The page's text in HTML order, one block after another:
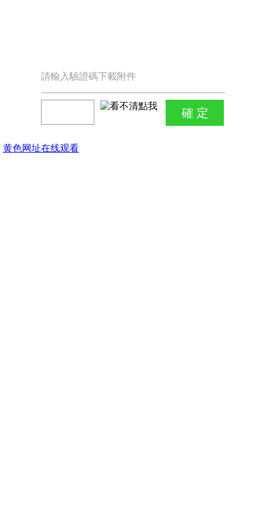
請輸入驗證碼下載附件
黄色网址在线观看